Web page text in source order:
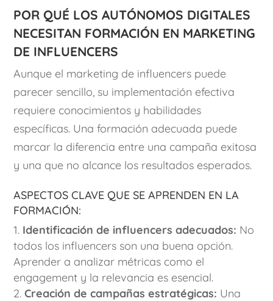
Por qué los autónomos digitales
necesitan formación en marketing
de influencers
Aunque el marketing de influencers puede
parecer sencillo, su implementación efectiva
requiere conocimientos y habilidades
específicas. Una formación adecuada puede
marcar la diferencia entre una campaña exitosa
y una que no alcance los resultados esperados.
Aspectos clave que se aprenden en la
formación:
Identificación de influencers adecuados: No
todos los influencers son una buena opción.
Aprender a analizar métricas como el
engagement y la relevancia es esencial.
Creación de campañas estratégicas: Una